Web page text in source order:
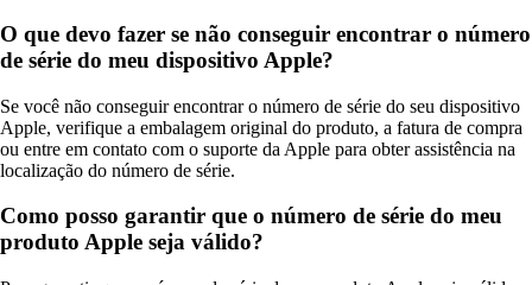
O que devo fazer se não conseguir encontrar o número
de série do meu dispositivo Apple?
Se você não conseguir encontrar o número de série do seu dispositivo
Apple, verifique a embalagem original do produto, a fatura de compra
ou entre em contato com o suporte da Apple para obter assistência na
localização do número de série.
Como posso garantir que o número de série do meu
produto Apple seja válido?